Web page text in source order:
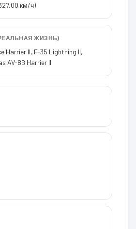
км/ч)
ЖИЗНЬ)
Harrier II, F-35 Lightning II,
AV-8B Harrier II